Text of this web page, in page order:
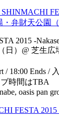
弁財天公園（
2015 -
日）@ 芝生広
/ 18:00 Ends /
時間はTBA
oasis pan
FESTA 2015